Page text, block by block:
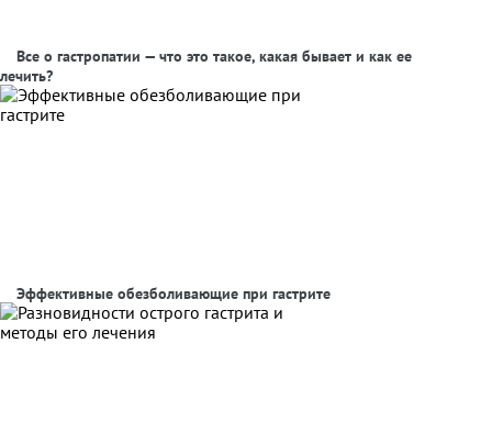
Все о гастропатии — что это такое, какая бывает и как ее
лечить?
Эффективные обезболивающие при гастрите